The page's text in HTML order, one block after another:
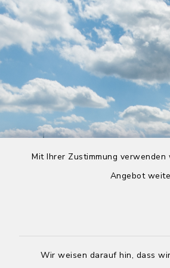
Mit Ihrer Zustimmung
Angebot
Wir weisen darauf hin, dass